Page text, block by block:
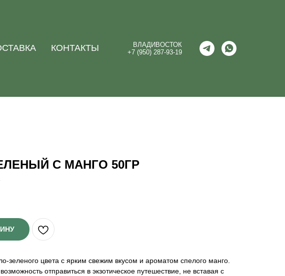
КОНТАКТЫ
ВЛАДИВОСТОК
+7 (950) 287-93-19
С МАНГО 50ГР
зеленого цвета с ярким свежим вкусом и ароматом спелого манго.
отправиться в экзотическое путешествие, не вставая с